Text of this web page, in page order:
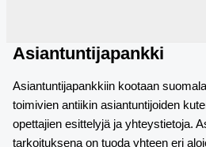
Asiantuntijapankki
Asiantuntijapankkiin kootaan
toimivien antiikin asiantuntijoiden
opettajien esittelyjä ja yhteystietoja.
tarkoituksena on tuoda yhteen eri